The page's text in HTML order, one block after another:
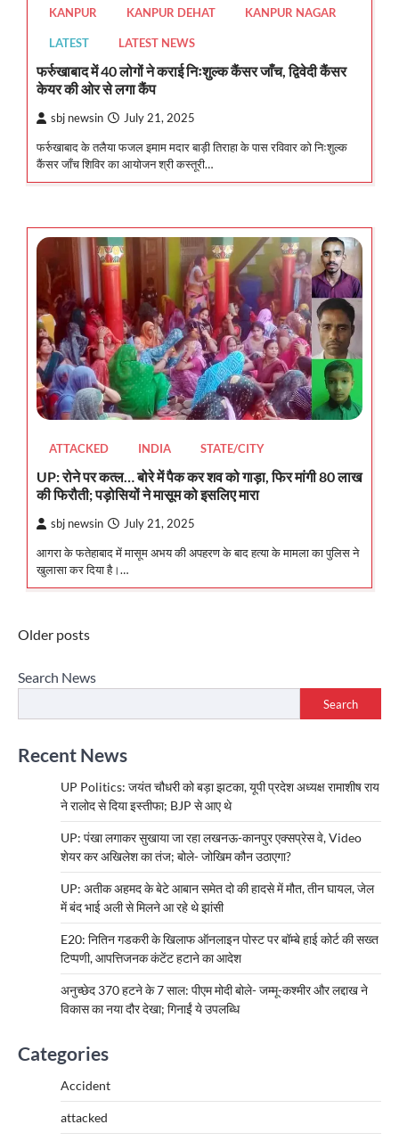
KANPUR KANPUR DEHAT KANPUR NAGAR
LATEST LATEST NEWS
फर्रुखाबाद में 40 लोगों ने कराई निःशुल्क कैंसर जाँच, द्विवेदी कैंसर
केयर की ओर से लगा कैंप
sbj newsin July 21, 2025
फर्रुखाबाद के तलैया फजल इमाम मदार बाड़ी तिराहा के पास रविवार को निःशुल्क
कैंसर जाँच शिविर का आयोजन श्री कस्तूरी…
ATTACKED INDIA STATE/CITY
UP: रोने पर कत्ल… बोरे में पैक कर शव को गाड़ा, फिर मांगी 80 लाख
की फिरौती; पड़ोसियों ने मासूम को इसलिए मारा
sbj newsin July 21, 2025
आगरा के फतेहाबाद में मासूम अभय की अपहरण के बाद हत्या के मामला का पुलिस ने
खुलासा कर दिया है।…
Posts
Older posts
Search News
Search
Recent News
UP Politics: जयंत चौधरी को बड़ा झटका, यूपी प्रदेश अध्यक्ष रामाशीष राय
ने रालोद से दिया इस्तीफा; BJP से आए थे
UP: पंखा लगाकर सुखाया जा रहा लखनऊ-कानपुर एक्सप्रेस वे, Video
शेयर कर अखिलेश का तंज; बोले- जोखिम कौन उठाएगा?
UP: अतीक अहमद के बेटे आबान समेत दो की हादसे में मौत, तीन घायल, जेल
में बंद भाई अली से मिलने आ रहे थे झांसी
E20: नितिन गडकरी के खिलाफ ऑनलाइन पोस्ट पर बॉम्बे हाई कोर्ट की सख्त
टिप्पणी, आपत्तिजनक कंटेंट हटाने का आदेश
अनुच्छेद 370 हटने के 7 साल: पीएम मोदी बोले- जम्मू-कश्मीर और लद्दाख ने
विकास का नया दौर देखा; गिनाईं ये उपलब्धि
Categories
Accident
attacked